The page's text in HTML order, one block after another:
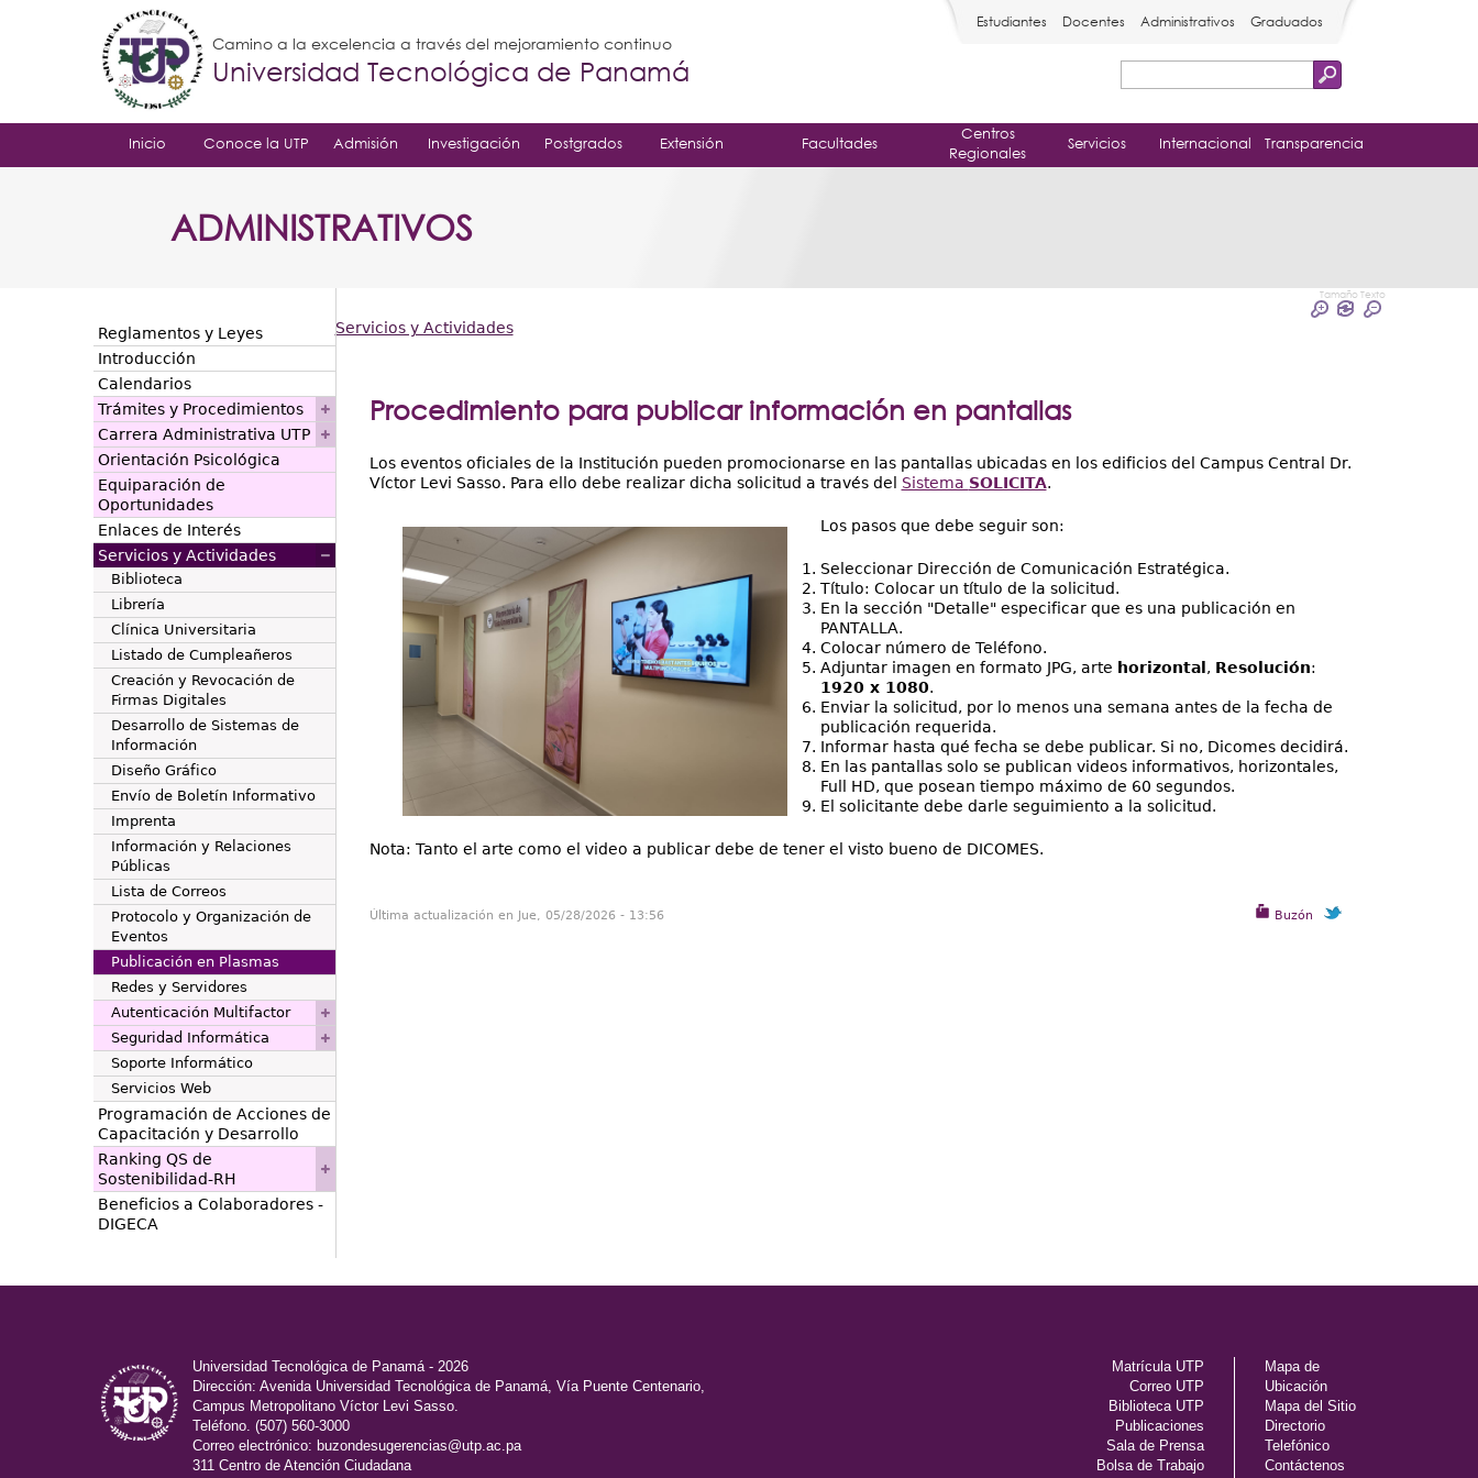
de
Estudiantes Docentes Administrativos Graduados
Camino a la excelencia a través del mejoramiento continuo
Universidad Tecnológica de Panamá
Inicio Conoce la UTP Admisión Investigación Postgrados Extensión Facultades
Centros
Regionales
Servicios Internacional Transparencia
ADMINISTRATIVOS
Tamaño Texto
está
Servicios y Actividades
Procedimiento para publicar información en pantallas
Los eventos oficiales de la Institución pueden promocionarse en las pantallas ubicadas en los edificios del Campus Central Dr.
Víctor Levi Sasso. Para ello debe realizar dicha solicitud a través del Sistema SOLICITA.
Los pasos que debe seguir son:
Seleccionar Dirección de Comunicación Estratégica.
Título: Colocar un título de la solicitud.
En la sección "Detalle" especificar que es una publicación en
PANTALLA.
Colocar número de Teléfono.
Adjuntar imagen en formato JPG, arte horizontal , Resolución:
1920 x 1080.
Enviar la solicitud, por lo menos una semana antes de la fecha de
publicación requerida.
Informar hasta qué fecha se debe publicar. Si no, Dicomes decidirá.
En las pantallas solo se publican videos informativos, horizontales,
Full HD, que posean tiempo máximo de 60 segundos.
El solicitante debe darle seguimiento a la solicitud.
Nota: Tanto el arte como el video a publicar debe de tener el visto bueno de DICOMES.
Buzón
Última actualización en Jue, 05/28/2026 - 13:56
Reglamentos y Leyes
Introducción
Calendarios
Trámites y Procedimientos
Carrera Administrativa UTP
Orientación Psicológica
Equiparación de
Oportunidades
Enlaces de Interés
Servicios y Actividades
Biblioteca
Librería
Clínica Universitaria
Listado de Cumpleañeros
Creación y Revocación de
Firmas Digitales
Desarrollo de Sistemas de
Información
Diseño Gráfico
Envío de Boletín Informativo
Imprenta
Información y Relaciones
Públicas
Lista de Correos
Protocolo y Organización de
Eventos
Publicación en Plasmas
Redes y Servidores
Autenticación Multifactor
Seguridad Informática
Soporte Informático
Servicios Web
Programación de Acciones de
Capacitación y Desarrollo
Ranking QS de
Sostenibilidad-RH
Beneficios a Colaboradores -
DIGECA
Matrícula UTP
Correo UTP
Biblioteca UTP
Publicaciones
Sala de Prensa
Bolsa de Trabajo
Mapa de
Ubicación
Mapa del Sitio
Directorio
Telefónico
Contáctenos
Universidad Tecnológica de Panamá - 2026
Dirección: Avenida Universidad Tecnológica de Panamá, Vía Puente Centenario,
Campus Metropolitano Víctor Levi Sasso.
Teléfono. (507) 560-3000
Correo electrónico: buzondesugerencias@utp.ac.pa
311 Centro de Atención Ciudadana